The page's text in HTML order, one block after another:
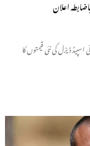
اعلان
ڈیزل کی نئی قیمتوں کا